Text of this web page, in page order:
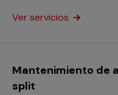
o para locales
Ver servicios
Mantenimiento de
split